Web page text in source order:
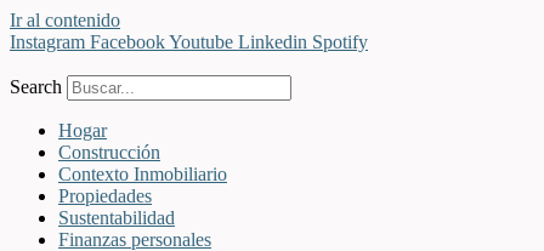
Ir al contenido
Instagram FacebookYoutube Linkedin Spotify
Search
Hogar
Construcción
Contexto Inmobiliario
Propiedades
Sustentabilidad
Finanzas personales